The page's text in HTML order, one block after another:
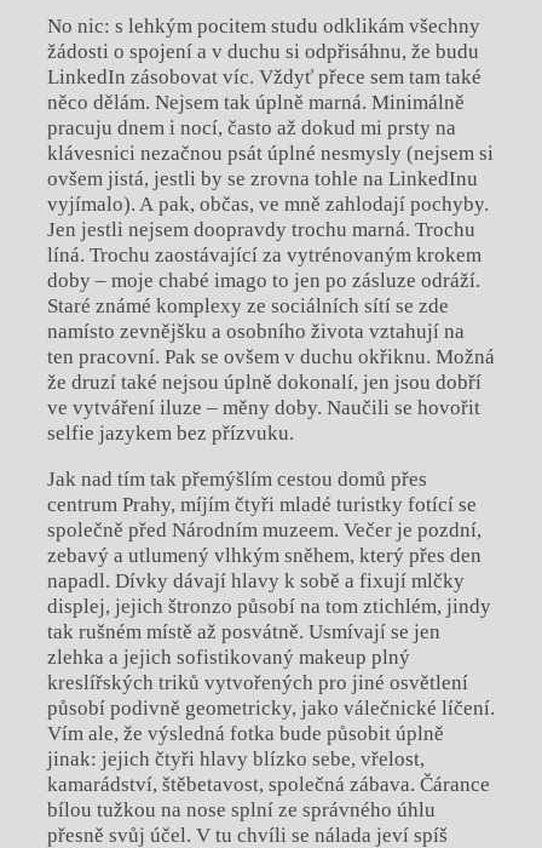
No nic: s lehkým pocitem studu odklikám všechny
žádosti o spojení a v duchu si odpřisáhnu, že budu
LinkedIn zásobovat víc. Vždyť přece sem tam také
něco dělám. Nejsem tak úplně marná. Minimálně
pracuju dnem i nocí, často až dokud mi prsty na
klávesnici nezačnou psát úplné nesmysly (nejsem si
ovšem jistá, jestli by se zrovna tohle na LinkedInu
vyjímalo). A pak, občas, ve mně zahlodají pochyby.
Jen jestli nejsem doopravdy trochu marná. Trochu
líná. Trochu zaostávající za vytrénovaným krokem
doby – moje chabé imago to jen po zásluze odráží.
Staré známé komplexy ze sociálních sítí se zde
namísto zevnějšku a osobního života vztahují na
ten pracovní. Pak se ovšem v duchu okřiknu. Možná
že druzí také nejsou úplně dokonalí, jen jsou dobří
ve vytváření iluze – měny doby. Naučili se hovořit
selfie jazykem bez přízvuku.
Jak nad tím tak přemýšlím cestou domů přes
centrum Prahy, míjím čtyři mladé turistky fotící se
společně před Národním muzeem. Večer je pozdní,
zebavý a utlumený vlhkým sněhem, který přes den
napadl. Dívky dávají hlavy k sobě a fixují mlčky
displej, jejich štronzo působí na tom ztichlém, jindy
tak rušném místě až posvátně. Usmívají se jen
zlehka a jejich sofistikovaný makeup plný
kreslířských triků vytvořených pro jiné osvětlení
působí podivně geometricky, jako válečnické líčení.
Vím ale, že výsledná fotka bude působit úplně
jinak: jejich čtyři hlavy blízko sebe, vřelost,
kamarádství, štěbetavost, společná zábava. Čárance
bílou tužkou na nose splní ze správného úhlu
přesně svůj účel. V tu chvíli se nálada jeví spíš